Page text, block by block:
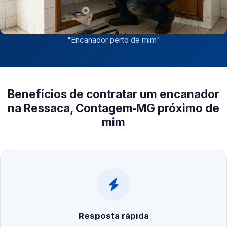
"Encanador perto de mim"
Benefícios de contratar um encanador
na Ressaca, Contagem‑MG próximo de
mim
Resposta rápida